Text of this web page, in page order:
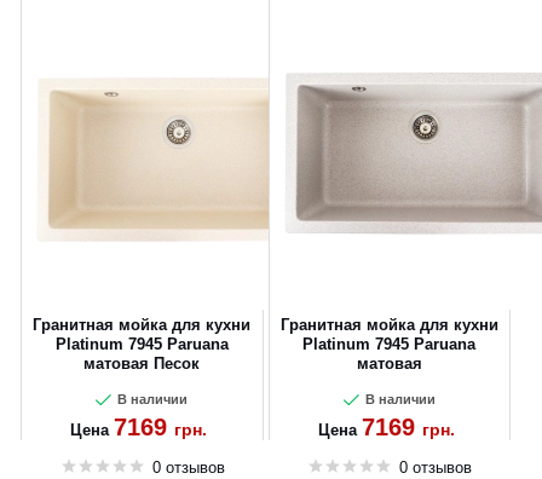
Гранитная мойка для кухни
Platinum 7945 Paruana
матовая Песок
В наличии
Цена 7169 грн.
0 отзывов
Гранитная мойка для кухни
Platinum 7945 Paruana
матовая
В наличии
Цена 7169 грн.
0 отзывов